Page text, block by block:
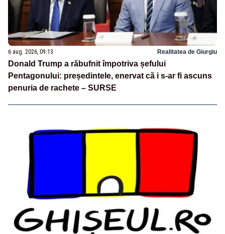
6 aug. 2026, 09:13 Realitatea de Giurgiu
Donald Trump a răbufnit împotriva șefului
Pentagonului: președintele, enervat că i s-ar fi ascuns
penuria de rachete – SURSE